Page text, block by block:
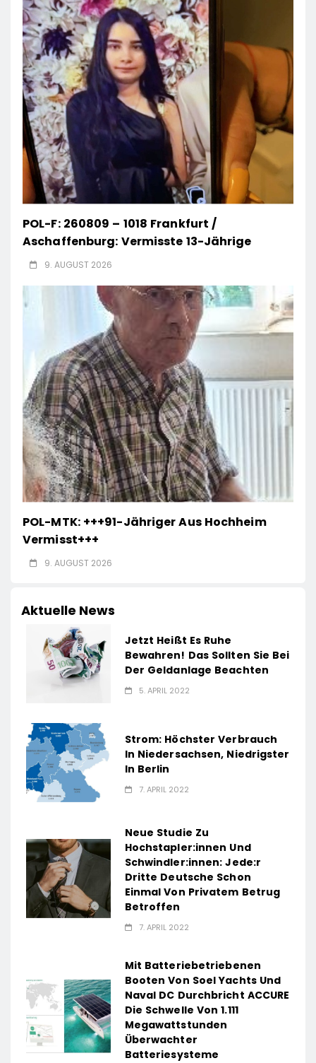
POL-F: 260809 – 1018 Frankfurt /
Aschaffenburg: Vermisste 13-Jährige
9. AUGUST 2026
POL-MTK: +++91-Jähriger Aus Hochheim
Vermisst+++
9. AUGUST 2026
Aktuelle News
Jetzt Heißt Es Ruhe
Bewahren! Das Sollten Sie Bei
Der Geldanlage Beachten
5. APRIL 2022
Strom: Höchster Verbrauch
In Niedersachsen, Niedrigster
In Berlin
7. APRIL 2022
Neue Studie Zu
Hochstapler:innen Und
Schwindler:innen: Jede:r
Dritte Deutsche Schon
Einmal Von Privatem Betrug
Betroffen
7. APRIL 2022
Mit Batteriebetriebenen
Booten Von Soel Yachts Und
Naval DC Durchbricht ACCURE
Die Schwelle Von 1.111
Megawattstunden
Überwachter
Batteriesysteme